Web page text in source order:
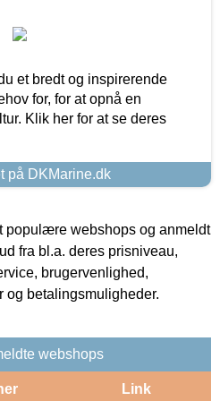
et bredt og inspirerende
for, for at opnå en
Klik her for at se deres
på DKMarine.dk
populære webshops og anmeldt
fra bl.a. deres prisniveau,
brugervenlighed,
og betalingsmuligheder.
webshops
Link